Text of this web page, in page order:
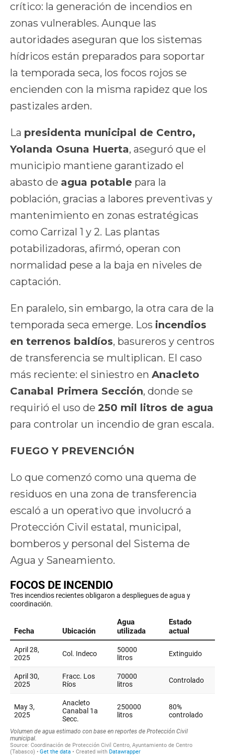
crítico: la generación de incendios en
zonas vulnerables. Aunque las
autoridades aseguran que los sistemas
hídricos están preparados para soportar
la temporada seca, los focos rojos se
encienden con la misma rapidez que los
pastizales arden.
La presidenta municipal de Centro,
Yolanda Osuna Huerta, aseguró que el
municipio mantiene garantizado el
abasto de agua potable para la
población, gracias a labores preventivas y
mantenimiento en zonas estratégicas
como Carrizal 1 y 2. Las plantas
potabilizadoras, afirmó, operan con
normalidad pese a la baja en niveles de
captación.
En paralelo, sin embargo, la otra cara de la
temporada seca emerge. Los incendios
en terrenos baldíos, basureros y centros
de transferencia se multiplican. El caso
más reciente: el siniestro en Anacleto
Canabal Primera Sección, donde se
requirió el uso de 250 mil litros de agua
para controlar un incendio de gran escala.
FUEGO Y PREVENCIÓN
Lo que comenzó como una quema de
residuos en una zona de transferencia
escaló a un operativo que involucró a
Protección Civil estatal, municipal,
bomberos y personal del Sistema de
Agua y Saneamiento.